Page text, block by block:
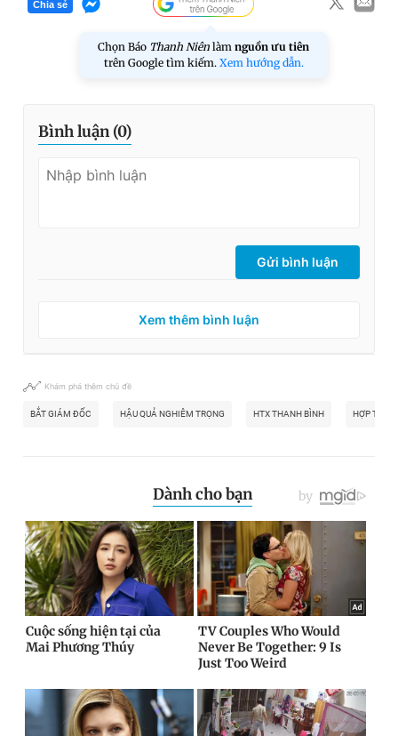
Chia sẻ
Chọn Báo Thanh Niên làm nguồn ưu tiên
trên Google tìm kiếm. Xem hướng dẫn.
Bình luận (0)
Gửi bình luận
Xem thêm bình luận
Khám phá thêm chủ đề
BẮT GIÁM ĐỐC HẬU QUẢ NGHIÊM TRỌNG HTX THANH BÌNH HỢP TÁC